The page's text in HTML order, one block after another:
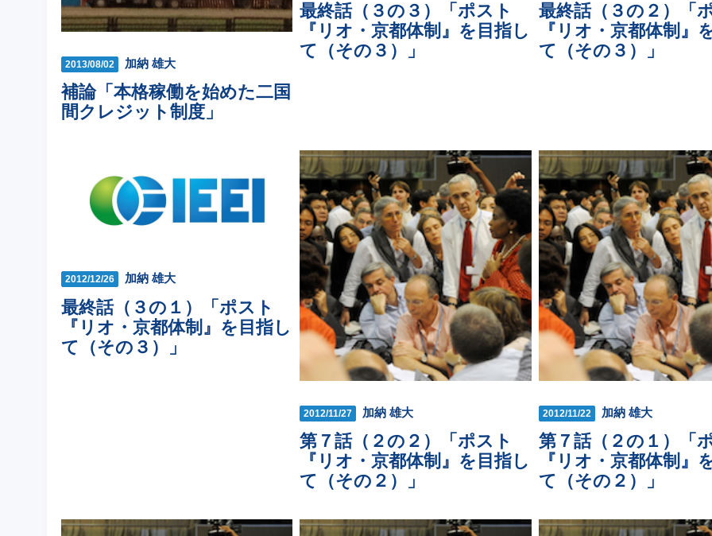
2013/08/02 加納 雄大
補論「本格稼働を始めた二国
間クレジット制度」
最終話（３の３）「ポスト
『リオ・京都体制』を目指し
て（その３）」
最終話（３の２）「
『リオ・京都体制』
て（その３）」
2012/12/26 加納 雄大
最終話（３の１）「ポスト
『リオ・京都体制』を目指し
て（その３）」
2012/11/27 加納 雄大
第７話（２の２）「ポスト
『リオ・京都体制』を目指し
て（その２）」
2012/11/22 加納 雄大
第７話（２の１）「
『リオ・京都体制』
て（その２）」